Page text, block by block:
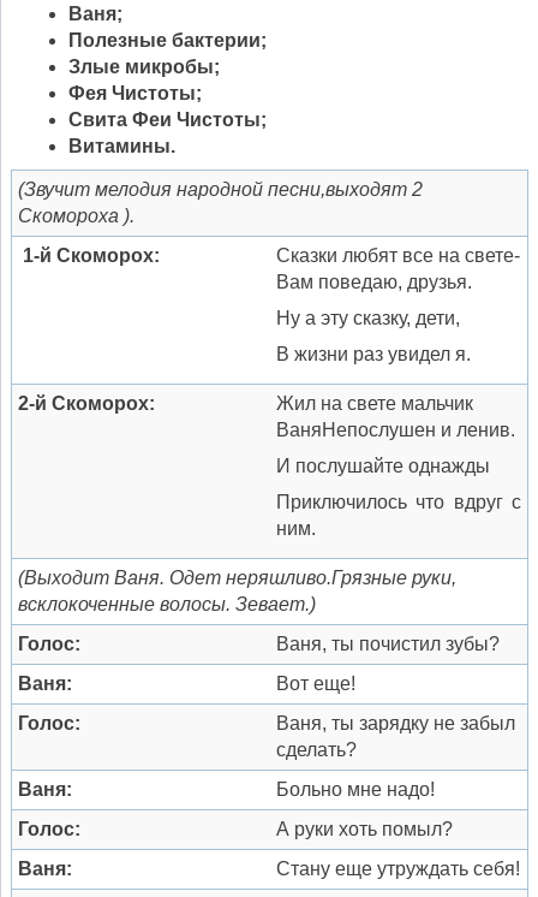
Ваня;
Полезные бактерии;
Злые микробы;
Фея Чистоты;
Свита Феи Чистоты;
Витамины.
(Звучит мелодия народной песни,выходят 2
Скомороха ).
1-й Скоморох:
Сказки любят все на свете-
Вам поведаю, друзья.
Ну а эту сказку, дети,
В жизни раз увидел я.
2-й Скоморох:
Жил на свете мальчик
ВаняНепослушен и ленив.
И послушайте однажды
Приключилось что вдруг с
ним.
(Выходит Ваня. Одет неряшливо.Грязные руки,
всклокоченные волосы. Зевает.)
Голос:
Ваня, ты почистил зубы?
Ваня:
Вот еще!
Голос:
Ваня, ты зарядку не забыл
сделать?
Ваня:
Больно мне надо!
Голос:
А руки хоть помыл?
Ваня:
Стану еще утруждать себя!